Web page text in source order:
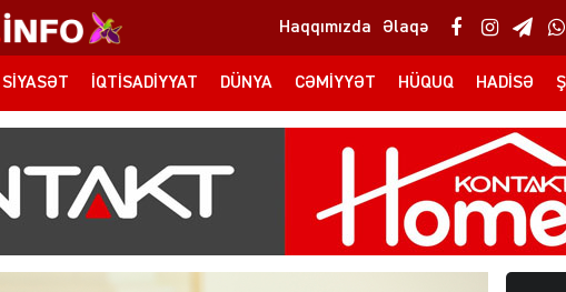
Haqqımızda Əlaqə
SIYASƏT İQTISADIYYAT DÜNYA CƏMIYYƏT HÜQUQ HADISƏ